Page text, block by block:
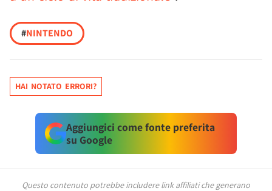
#NINTENDO
HAI NOTATO ERRORI?
Aggiungici come fonte preferita
su Google
Questo contenuto potrebbe includere link affiliati che generano